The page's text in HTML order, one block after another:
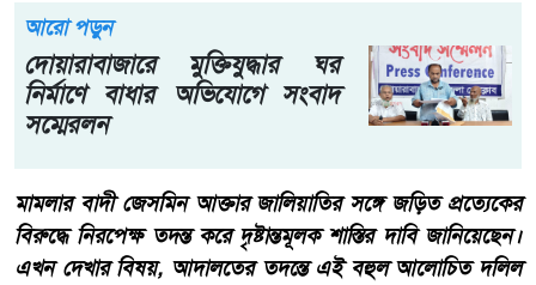
আরো পড়ুন
দোয়ারাবাজারে মুক্তিযুদ্ধার ঘর
নির্মাণে বাধার অভিযোগে সংবাদ
সম্মেরলন
‎মামলার বাদী জেসমিন আক্তার জালিয়াতির সঙ্গে জড়িত প্রত্যেকের
বিরুদ্ধে নিরপেক্ষ তদন্ত করে দৃষ্টান্তমূলক শাস্তির দাবি জানিয়েছেন।
এখন দেখার বিষয়, আদালতের তদন্তে এই বহুল আলোচিত দলিল